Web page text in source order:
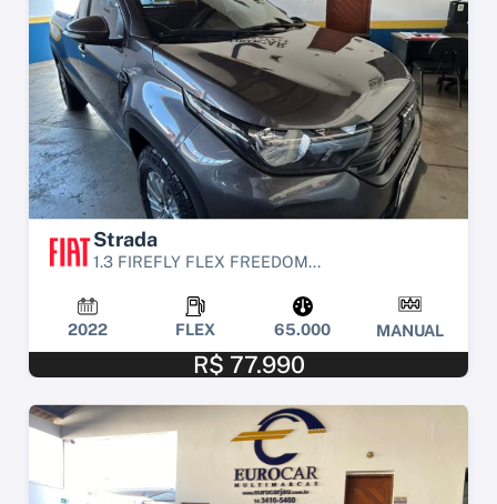
Strada
1.3 FIREFLY FLEX FREEDOM...
2022 FLEX 65.000 MANUAL
R$ 77.990